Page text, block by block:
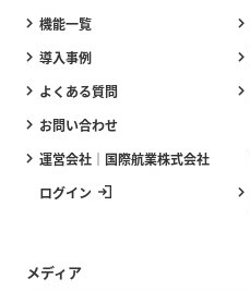
機能一覧
導入事例
よくある質問
お問い合わせ
運営会社｜国際航業株式会社
ログイン
メディア